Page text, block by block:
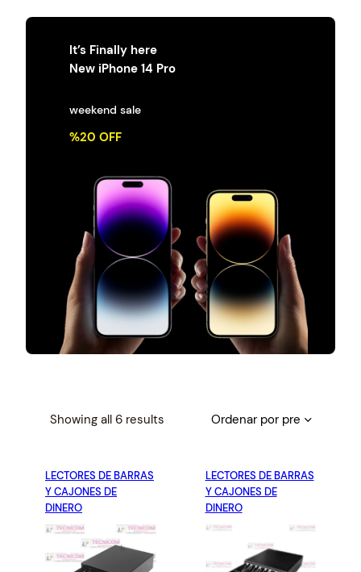
It’s Finally here
New iPhone 14 Pro
weekend sale
%20 OFF
Showing all 6 results
LECTORES DE BARRAS
Y CAJONES DE
DINERO
LECTORES DE BARRAS
Y CAJONES DE
DINERO